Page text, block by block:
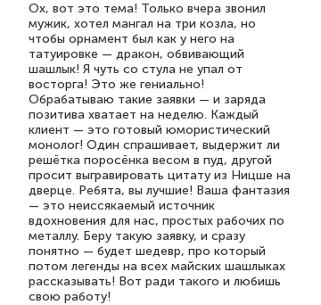
Ох, вот это тема! Только вчера звонил
мужик, хотел мангал на три козла, но
чтобы орнамент был как у него на
татуировке — дракон, обвивающий
шашлык! Я чуть со стула не упал от
восторга! Это же гениально!
Обрабатываю такие заявки — и заряда
позитива хватает на неделю. Каждый
клиент — это готовый юмористический
монолог! Один спрашивает, выдержит ли
решётка поросёнка весом в пуд, другой
просит выгравировать цитату из Ницше на
дверце. Ребята, вы лучшие! Ваша фантазия
— это неиссякаемый источник
вдохновения для нас, простых рабочих по
металлу. Беру такую заявку, и сразу
понятно — будет шедевр, про который
потом легенды на всех майских шашлыках
рассказывать! Вот ради такого и любишь
свою работу!